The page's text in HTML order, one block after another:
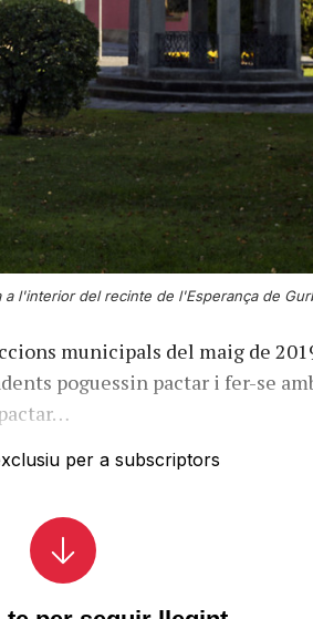
a l'interior del recinte de l'Esperança de
municipals del maig de
poguessin pactar i fer-se
per a subscriptors